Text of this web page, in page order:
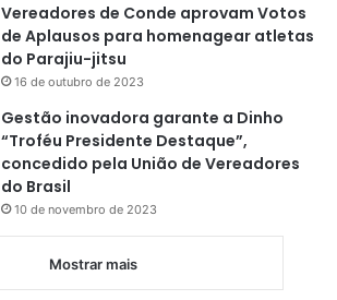
Vereadores de Conde aprovam Votos
de Aplausos para homenagear atletas
do Parajiu-jitsu
16 de outubro de 2023
Gestão inovadora garante a Dinho
“Troféu Presidente Destaque”,
concedido pela União de Vereadores
do Brasil
10 de novembro de 2023
Mostrar mais